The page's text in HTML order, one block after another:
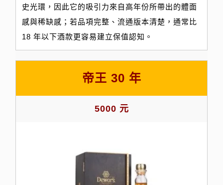
史光環，因此它的吸引力來自高年份所帶出的體面
感與稀缺感；若品項完整、流通版本清楚，通常比
18 年以下酒款更容易建立保值認知。
帝王 30 年
5000 元